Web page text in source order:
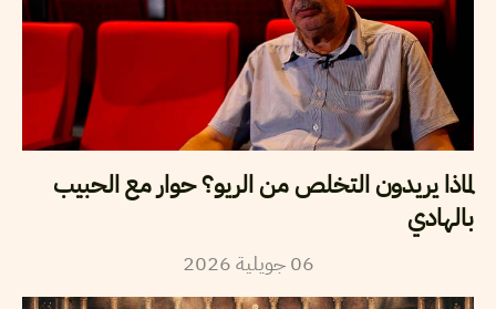
لماذا يريدون التخلص من الريو؟ حوار مع الحبيب
بالهادي
06 جويلية2026